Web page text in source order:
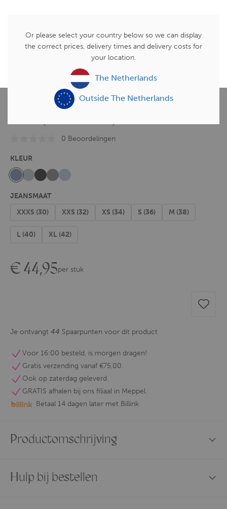
High Waist Wide Leg Jeans
2621 (REGULAR)
0 Beoordelingen
KLEUR
JEANSMAAT
XXXS (30)
XXS (32) XS (34) S (36) M (38)
L (40) XL (42)
€ 44,95per stuk
Je ontvangt 44 Spaarpunten voor dit product
Voor 16:00 besteld, is morgen dragen!
Gratis verzending vanaf €75,00.
Ook op zaterdag geleverd.
GRATIS afhalen bij ons filiaal in Meppel.
Betaal 14 dagen later met Billink
Productomschrijving
Hulp bij bestellen
Or please select your country below so we can display
the correct prices, delivery times and delivery costs for
your location.
The Netherlands
Outside The Netherlands
KIES JE COOKIES